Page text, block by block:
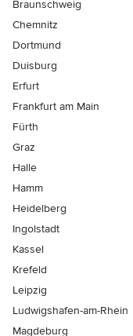
Braunschweig
Chemnitz
Dortmund
Duisburg
Erfurt
Frankfurt am Main
Fürth
Graz
Halle
Hamm
Heidelberg
Ingolstadt
Kassel
Krefeld
Leipzig
Ludwigshafen-am-Rhein
Magdeburg